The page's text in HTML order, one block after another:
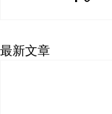
最新文章